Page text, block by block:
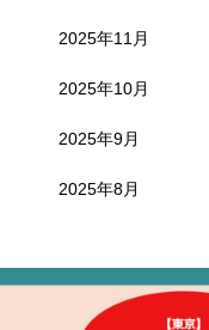
2025年11月
2025年10月
2025年9月
2025年8月